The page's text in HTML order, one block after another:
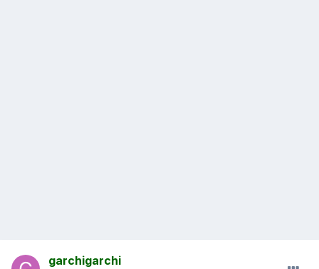
garchigarchi